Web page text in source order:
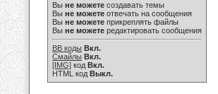
Вы не можете создавать темы
Вы не можете отвечать на сообщения
Вы не можете прикреплять файлы
Вы не можете редактировать сообщения
BB коды Вкл.
Смайлы Вкл.
[IMG] код Вкл.
HTML код Выкл.